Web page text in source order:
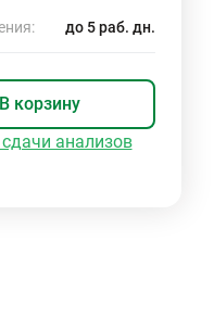
до 5 раб. дн.
В корзину
анализов